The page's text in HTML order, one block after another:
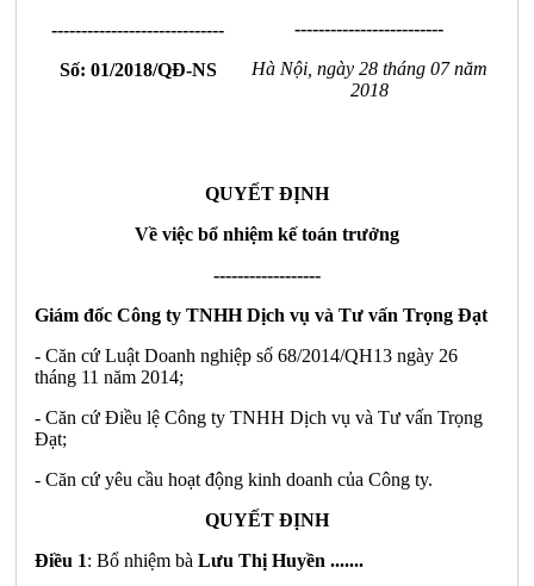
-----------------------------
Số: 01/2018/QĐ-NS
-------------------------
Hà Nội, ngày 28 tháng 07 năm
2018
QUYẾT ĐỊNH
Về việc bổ nhiệm kế toán trưởng
------------------
Giám đốc Công ty TNHH Dịch vụ và Tư vấn Trọng Đạt
- Căn cứ Luật Doanh nghiệp số 68/2014/QH13 ngày 26
tháng 11 năm 2014;
- Căn cứ Điều lệ Công ty TNHH Dịch vụ và Tư vấn Trọng
Đạt;
- Căn cứ yêu cầu hoạt động kinh doanh của Công ty.
QUYẾT ĐỊNH
Điều 1: Bổ nhiệm bà Lưu Thị Huyền .......